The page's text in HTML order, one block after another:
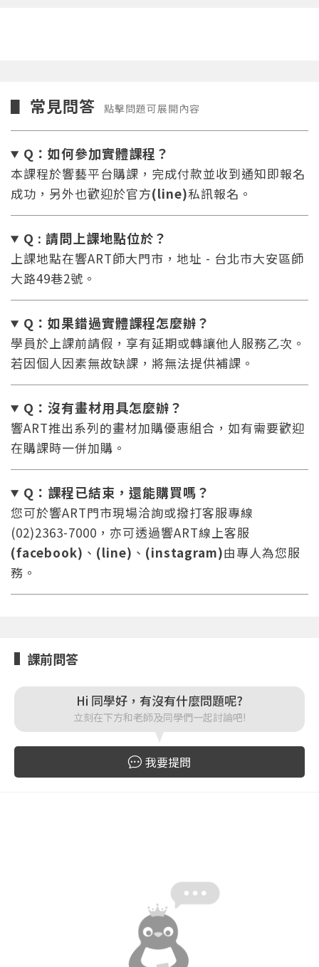
忘記密碼 註冊
您將收到一封Email，請依照信件中的指示重新登
入。
重設密碼
系統偵測到您的帳號重複登入，
點擊下方「確定」將前一位使用者強制登出。
確定
取消
▋ 常見問答 點擊問題可展開內容
Q：如何參加實體課程？
本課程於響藝平台購課，完成付款並收到通知即報名
成功，另外也歡迎於官方(line)私訊報名。
Q : 請問上課地點位於？
上課地點在響ART師大門市，地址 - 台北市大安區師
大路49巷2號。
Q：如果錯過實體課程怎麼辦？
學員於上課前請假，享有延期或轉讓他人服務乙次。
若因個人因素無故缺課，將無法提供補課。
Q：沒有畫材用具怎麼辦？
響ART推出系列的畫材加購優惠組合，如有需要歡迎
在購課時一併加購。
Q：課程已結束，還能購買嗎？
您可於響ART門市現場洽詢或撥打客服專線
(02)2363-7000，亦可透過響ART線上客服
(facebook) 、 (line) 、 (instagram)由專人為您服
務。
課前問答
Hi 同學好，有沒有什麼問題呢?
立刻在下方和老師及同學們一起討論吧!
我要提問